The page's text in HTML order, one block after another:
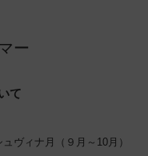
ー
て
ヴィナ月（９月～10月）